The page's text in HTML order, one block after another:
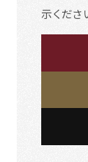
示くださ